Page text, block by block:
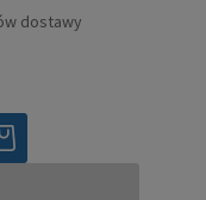
dostawy